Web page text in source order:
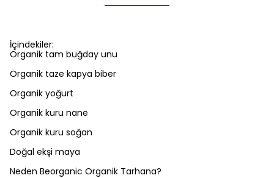
İçindekiler:
Organik tam buğday unu
Organik taze kapya biber
Organik yoğurt
Organik kuru nane
Organik kuru soğan
Doğal ekşi maya
Neden Beorganic Organik Tarhana?